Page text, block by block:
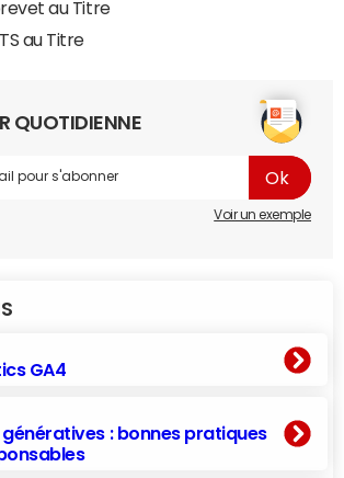
au Titre
au Titre
QUOTIDIENNE
Voir un exemple
GA4
génératives : bonnes pratiques